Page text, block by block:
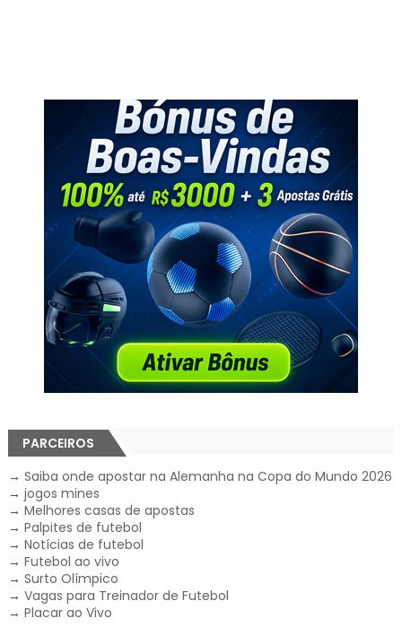
PARCEIROS
→ Saiba onde apostar na Alemanha na Copa do Mundo 2026
→ jogos mines
→ Melhores casas de apostas
→ Palpites de futebol
→ Notícias de futebol
→ Futebol ao vivo
→ Surto Olímpico
→ Vagas para Treinador de Futebol
→ Placar ao Vivo